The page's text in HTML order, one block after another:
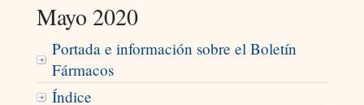
Mayo 2020
Portada e información sobre el Boletín
Fármacos
Índice